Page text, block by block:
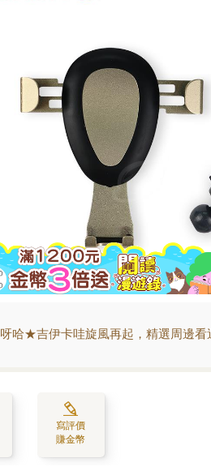
呀哈★吉伊卡哇旋風再起，精選周邊看
寫評價
賺金幣